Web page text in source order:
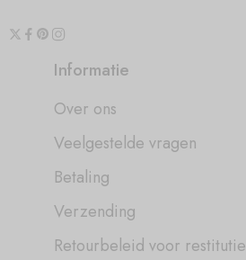
Informatie
Over ons
Veelgestelde vragen
Betaling
Verzending
Retourbeleid voor restitutie